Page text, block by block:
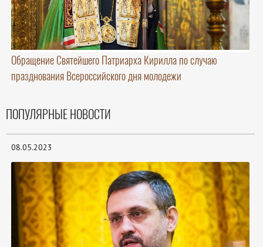
Обращение Святейшего Патриарха Кирилла по случаю
празднования Всероссийского дня молодежи
ПОПУЛЯРНЫЕ НОВОСТИ
08.05.2023